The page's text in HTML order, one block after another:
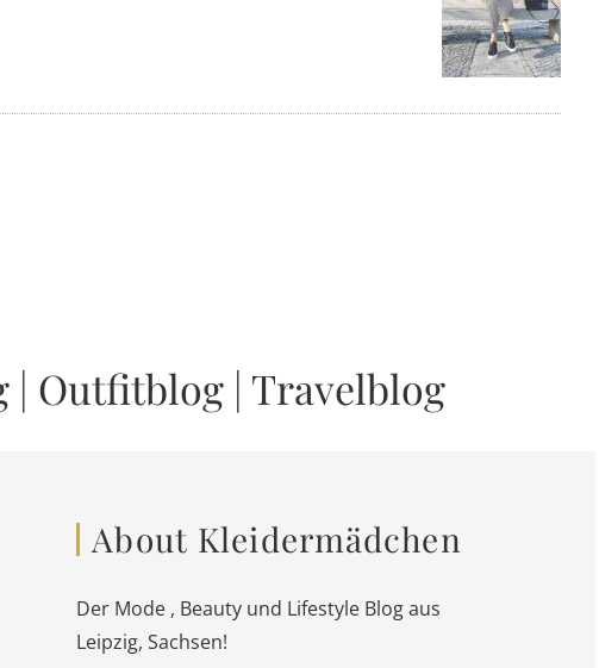
| Outfitblog | Travelblog
About Kleidermädchen
Der Mode , Beauty und Lifestyle Blog aus
Leipzig, Sachsen!